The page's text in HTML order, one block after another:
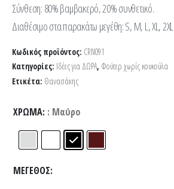
Σύνθεση: 80% βαμβακερό, 20% συνθετικό.
Διαθέσιμο στα παρακάτω μεγέθη: S, M, L, XL, 2XL
Κωδικός προϊόντος: CRN091
Κατηγορίες: Ιδέες για ΔΩΡΑ, Φούτερ χωρίς κουκούλα
Ετικέτα: Θανασάκης
ΧΡΏΜΑ : Μαύρο
ΜΈΓΕΘΟΣ